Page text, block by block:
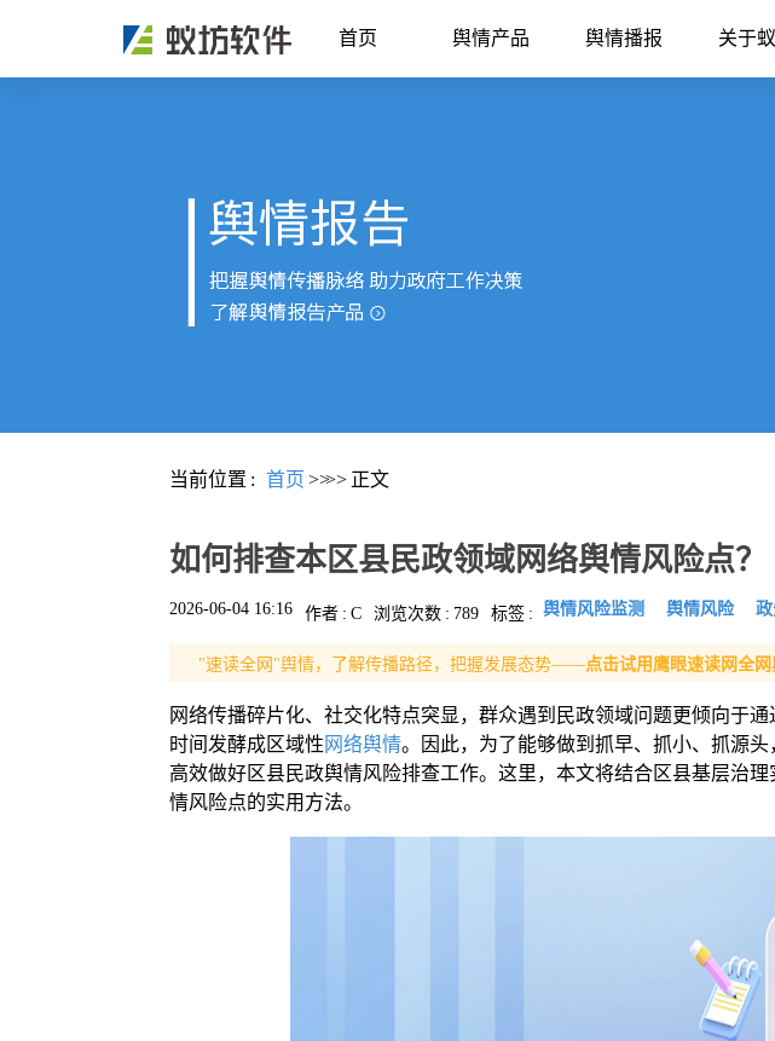
首页 舆情产品 舆情播报 关于
当前位置 : 首页 >>>> 正文
如何排查本区县民政领域网络舆情风险点？
2026-06-04 16:16 作者 : C 浏览次数 : 789 标签 : 舆情风险
舆情风险监测
"速读全网"舆情，了解传播路径，把握发展态势——点击试用鹰眼速读网全
网络传播碎片化、社交化特点突显，群众遇到民政领域问题更倾向于
时间发酵成区域性 网络舆情。因此，为了能够做到抓早、抓小、抓源
高效做好区县民政舆情风险排查工作。这里，本文将结合区县基层治
情风险点的实用方法。